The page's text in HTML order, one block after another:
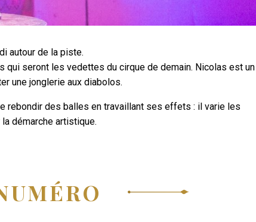
autour de la piste.
qui seront les vedettes du cirque de demain. Nicolas est un
une jonglerie aux diabolos.
rebondir des balles en travaillant ses effets : il varie les
démarche artistique.